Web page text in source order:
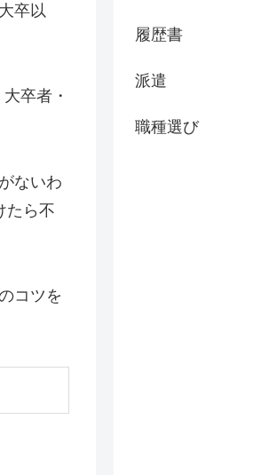
卒以
卒者・
ないわ
たら不
コツを
履歴書
派遣
職種選び